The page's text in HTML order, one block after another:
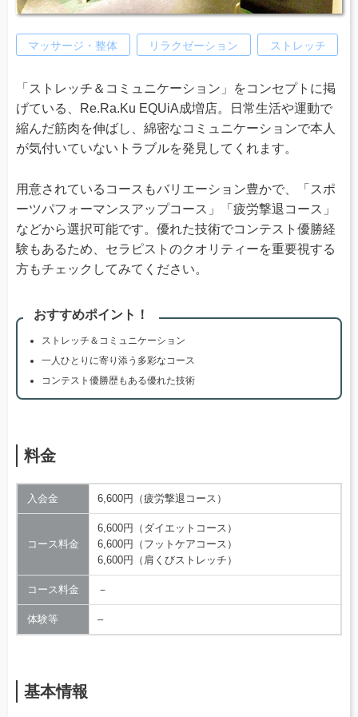
マッサージ・整体 リラクゼーション ストレッチ
「ストレッチ＆コミュニケーション」をコンセプトに掲
げている、Re.Ra.Ku EQUiA成増店。日常生活や運動で
縮んだ筋肉を伸ばし、綿密なコミュニケーションで本人
が気付いていないトラブルを発見してくれます。
用意されているコースもバリエーション豊かで、「スポ
ーツパフォーマンスアップコース」「疲労撃退コース」
などから選択可能です。優れた技術でコンテスト優勝経
験もあるため、セラピストのクオリティーを重要視する
方もチェックしてみてください。
おすすめポイント！
ストレッチ＆コミュニケーション
一人ひとりに寄り添う多彩なコース
コンテスト優勝歴もある優れた技術
料金
入会金 6,600円（疲労撃退コース）
コース料金
6,600円（ダイエットコース）
6,600円（フットケアコース）
6,600円（肩くびストレッチ）
コース料金 －
体験等 –
基本情報